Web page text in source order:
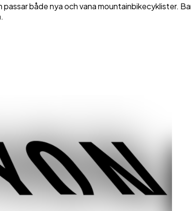
både nya och vana mountainbikecyklister.